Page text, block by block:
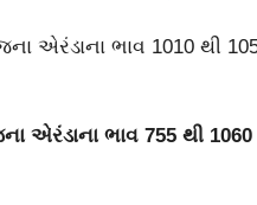
એરંડાના ભાવ 1010 થી
ભાવ 755 થી 1060